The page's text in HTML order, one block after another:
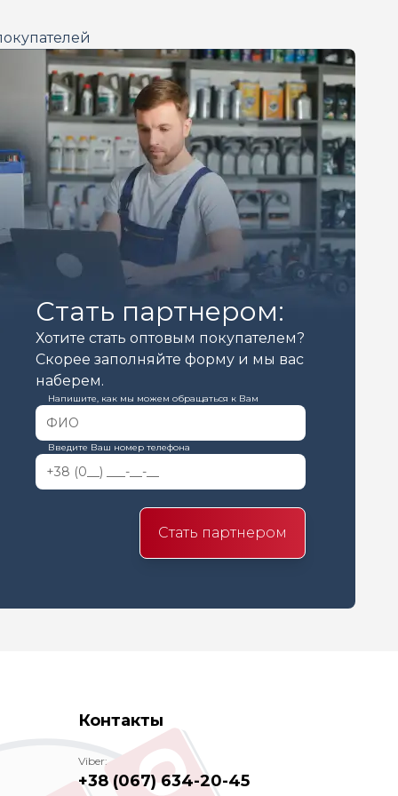
Стать партнером:
Хотите стать оптовым покупателем?
Скорее заполняйте форму и мы вас
наберем.
Напишите, как мы можем обращаться к Вам
Введите Ваш номер телефона
Стать партнером
Контакты
Viber:
+38 (067) 634-20-45